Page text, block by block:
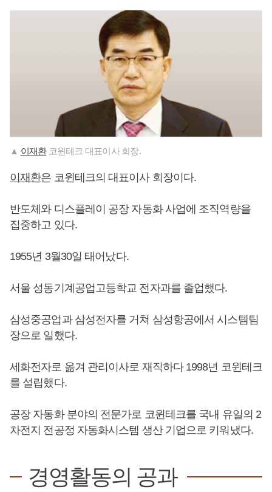
▲ 이재환코윈테크 대표이사 회장.
이재환은 코윈테크의 대표이사 회장이다.
반도체와 디스플레이 공장 자동화 사업에 조직역량을
집중하고 있다.
1955년 3월30일 태어났다.
서울 성동기계공업고등학교 전자과를 졸업했다.
삼성중공업과 삼성전자를 거쳐 삼성항공에서 시스템팀
장으로 일했다.
세화전자로 옮겨 관리이사로 재직하다 1998년 코윈테크
를 설립했다.
공장 자동화 분야의 전문가로 코윈테크를 국내 유일의 2
차전지 전공정 자동화시스템 생산 기업으로 키워냈다.
경영활동의 공과